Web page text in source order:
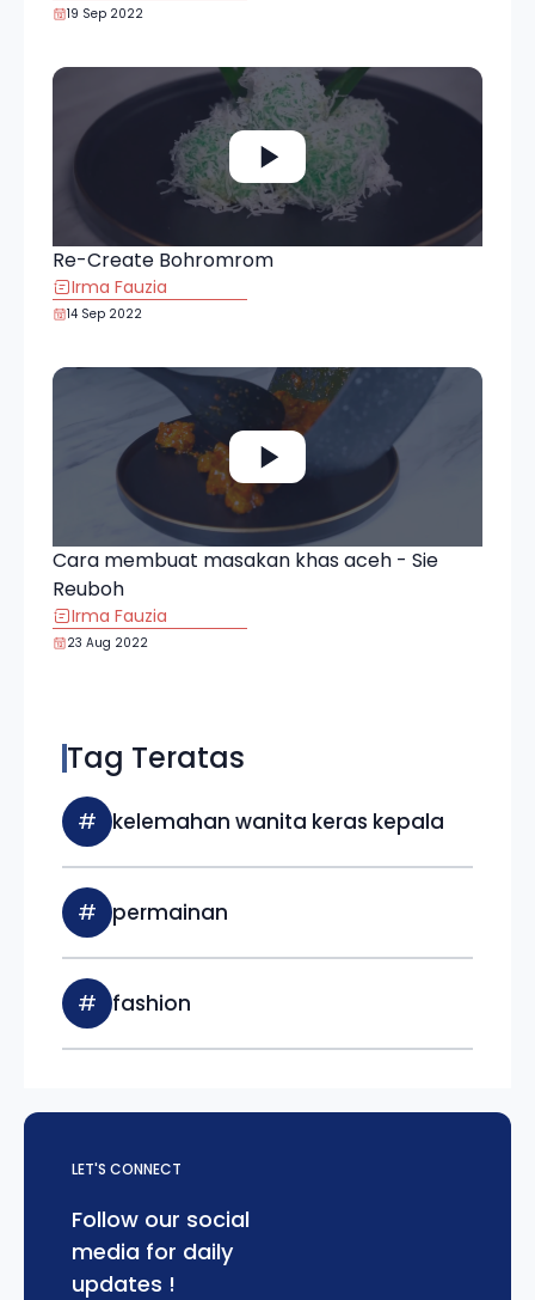
19 Sep 2022
Re-Create Bohromrom
Irma Fauzia
14 Sep 2022
Cara membuat masakan khas aceh - Sie
Reuboh
Irma Fauzia
23 Aug 2022
Tag Teratas
# kelemahan wanita keras kepala
# permainan
# fashion
LET'S CONNECT
Follow our social
media for daily
updates !